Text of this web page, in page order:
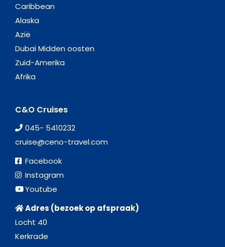
Caribbean
Alaska
Azië
Dubai Midden oosten
Zuid-Amerika
Afrika
C&O Cruises
045- 5410232
cruise@ceno-travel.com
Facebook
Instagram
Youtube
Adres (bezoek op afspraak)
Locht 40
Kerkrade